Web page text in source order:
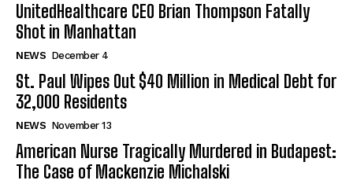
UnitedHealthcare CEO Brian Thompson Fatally
Shot in Manhattan
NEWS December 4
St. Paul Wipes Out $40 Million in Medical Debt for
32,000 Residents
NEWS November 13
American Nurse Tragically Murdered in Budapest:
The Case of Mackenzie Michalski